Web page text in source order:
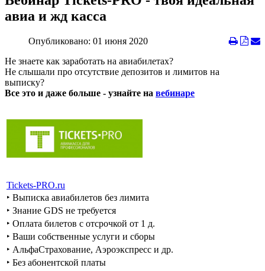
авиа и жд касса
Опубликовано: 01 июня 2020
Не знаете как заработать на авиабилетах?
Не слышали про отсутствие депозитов и лимитов на
выписку?
Все это и даже больше - узнайте на вебинаре
Tickets-PRO.ru
‣ Выписка авиабилетов без лимита
‣ Знание GDS не требуется
‣ Оплата билетов с отсрочкой от 1 д.
‣ Ваши собственные услуги и сборы
‣ АльфаСтрахование, Аэроэкспресс и др.
‣ Без абонентской платы